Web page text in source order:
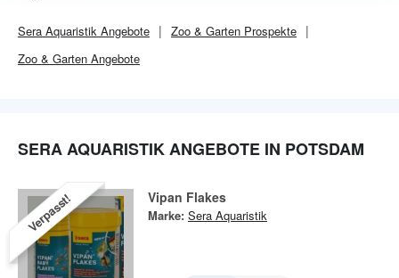
Sera Aquaristik Angebote Zoo & Garten Prospekte
Zoo & Garten Angebote
SERA AQUARISTIK ANGEBOTE IN POTSDAM
Verpasst! Vipan Flakes
Marke: Sera Aquaristik